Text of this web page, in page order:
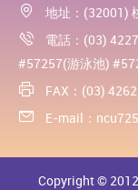
地址：(32001)
電話：(03)
#57257(游泳池)
FAX：(03)
E-mail：
Copyright ©